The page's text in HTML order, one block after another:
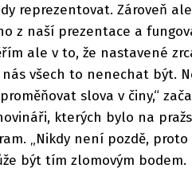
reprezentovat. Zároveň
z naší prezentace a
ale v to, že nastavené
nás všech to nenechat být.
slova v činy,“
kterých bylo na
„Nikdy není pozdě,
být tím zlomovým